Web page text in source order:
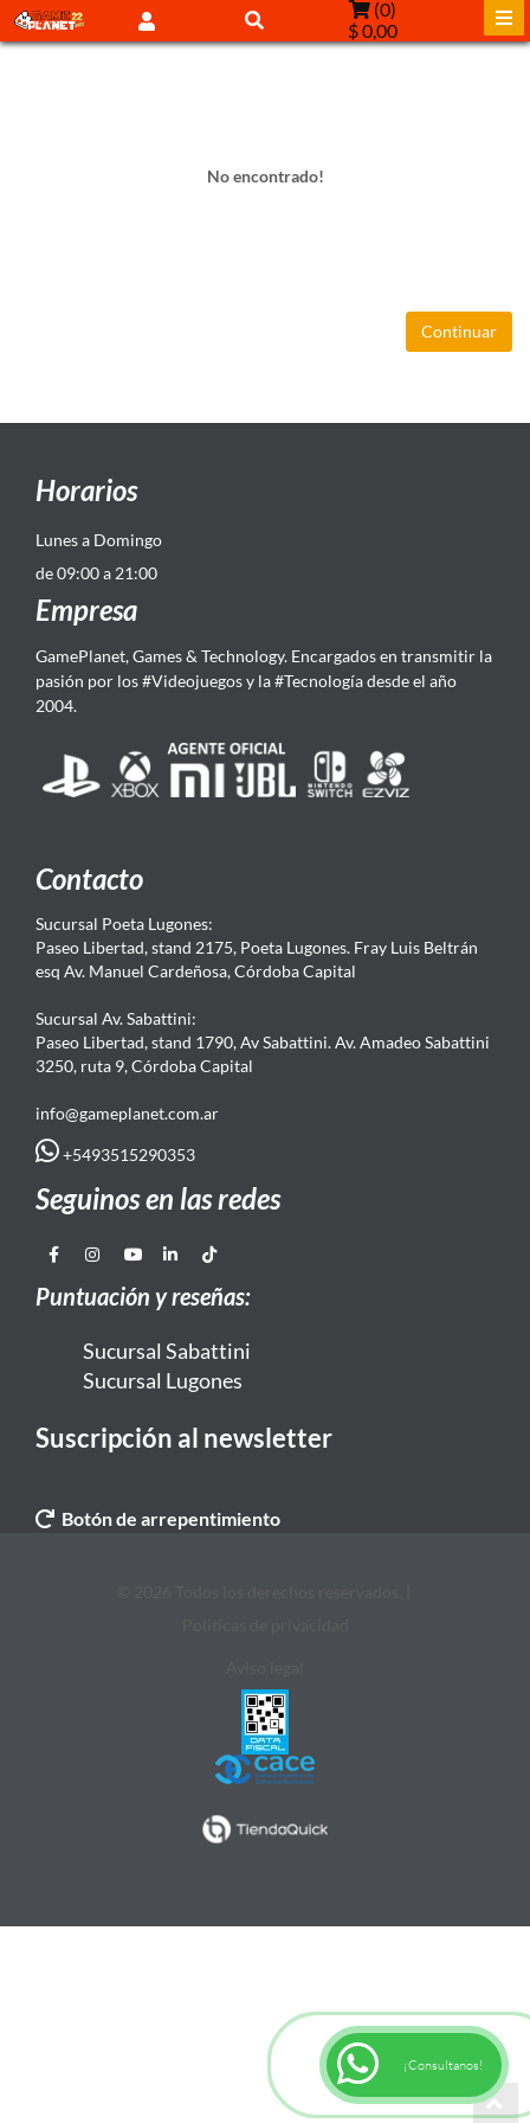
(0)
$ 0,00
No encontrado!
Continuar
Horarios
Lunes a Domingo
de 09:00 a 21:00
Empresa
GamePlanet, Games & Technology. Encargados en transmitir la
pasión por los #Videojuegos y la #Tecnología desde el año
2004.
Contacto
Sucursal Poeta Lugones:
Paseo Libertad, stand 2175, Poeta Lugones. Fray Luis Beltrán
esq Av. Manuel Cardeñosa, Córdoba Capital
Sucursal Av. Sabattini:
Paseo Libertad, stand 1790, Av Sabattini. Av. Amadeo Sabattini
3250, ruta 9, Córdoba Capital
info@gameplanet.com.ar
+5493515290353
Seguinos en las redes
Puntuación y reseñas:
Sucursal Sabattini
Sucursal Lugones
Suscripción al newsletter
Botón de arrepentimiento
¡Consultanos!